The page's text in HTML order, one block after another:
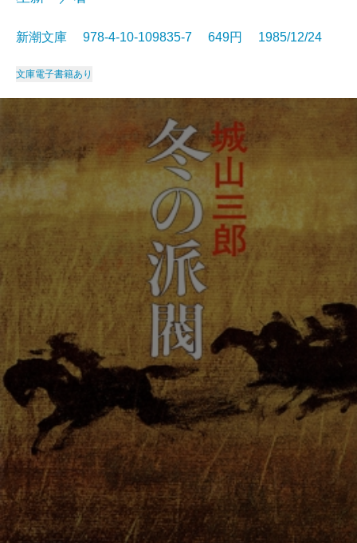
新潮文庫 978-4-10-109835-7 649円 1985/12/24
文庫電子書籍あり